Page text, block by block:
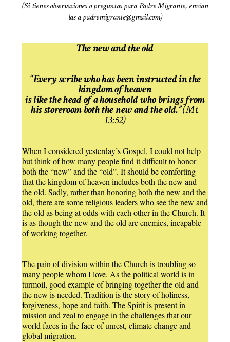
(Si tienes observaciones o preguntas para Padre Migrante, envían
las a padremigrante@gmail.com)
The new and the old
“Every scribe who has been instructed in the
kingdom of heaven
is like the head of a household who brings from
his storeroom both the new and the old.”(Mt.
13:52)
When I considered yesterday’s Gospel, I could not help
but think of how many people find it difficult to honor
both the “new” and the “old”. It should be comforting
that the kingdom of heaven includes both the new and
the old. Sadly, rather than honoring both the new and the
old, there are some religious leaders who see the new and
the old as being at odds with each other in the Church. It
is as though the new and the old are enemies, incapable
of working together.
The pain of division within the Church is troubling so
many people whom I love. As the political world is in
turmoil, good example of bringing together the old and
the new is needed. Tradition is the story of holiness,
forgiveness, hope and faith. The Spirit is present in
mission and zeal to engage in the challenges that our
world faces in the face of unrest, climate change and
global migration.